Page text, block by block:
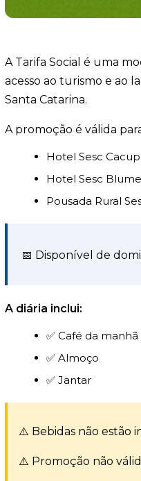
A Tarifa Social é uma
acesso ao turismo e ao
Santa Catarina.
A promoção é válida
Hotel Sesc
Hotel Sesc
Pousada Rural
📅 Disponível de
A diária inclui:
✅ Café da manhã
✅ Almoço
✅ Jantar
⚠️ Bebidas não estão
⚠️ Promoção não